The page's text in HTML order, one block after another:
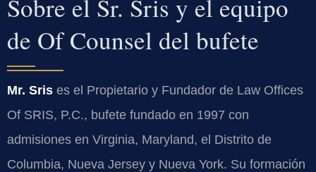
Sobre el Sr. Sris y el equipo
de Of Counsel del bufete
Mr. Sris es el Propietario y Fundador de Law Offices
Of SRIS, P.C., bufete fundado en 1997 con
admisiones en Virginia, Maryland, el Distrito de
Columbia, Nueva Jersey y Nueva York. Su formación